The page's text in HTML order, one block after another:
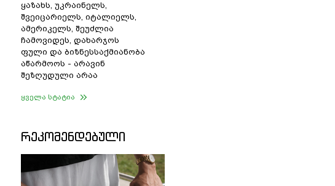
ყაზახს, უკრაინელს,
შვეიცარიელს, იტალიელს,
ამერიკელს, შეუძლია
ჩამოვიდეს, დახარჯოს
ფული და ბიზნესსაქმიანობა
აწარმოოს - არავინ
შეზღუდული არაა
ყველა სტატია
ᲠᲔᲙᲝᲛᲔᲜᲓᲔᲑᲣᲚᲘ